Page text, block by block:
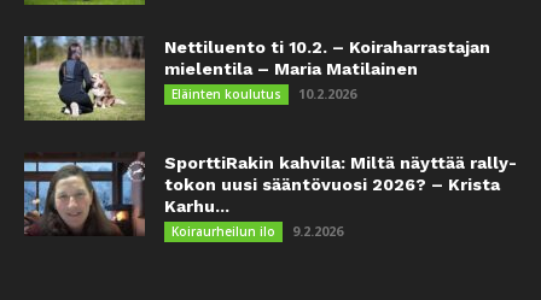
Nettiluento ti 10.2. – Koiraharrastajan
mielentila – Maria Matilainen
Eläinten koulutus 10.2.2026
SporttiRakin kahvila: Miltä näyttää rally-
tokon uusi sääntövuosi 2026? – Krista
Karhu...
Koiraurheilun ilo 9.2.2026